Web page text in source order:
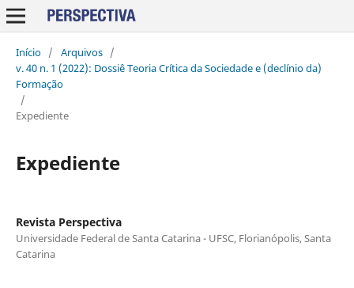
Início / Arquivos /
v. 40 n. 1 (2022): Dossiê Teoria Crítica da Sociedade e (declínio da)
Formação
/
Expediente
Expediente
Revista Perspectiva
Universidade Federal de Santa Catarina - UFSC, Florianópolis, Santa
Catarina